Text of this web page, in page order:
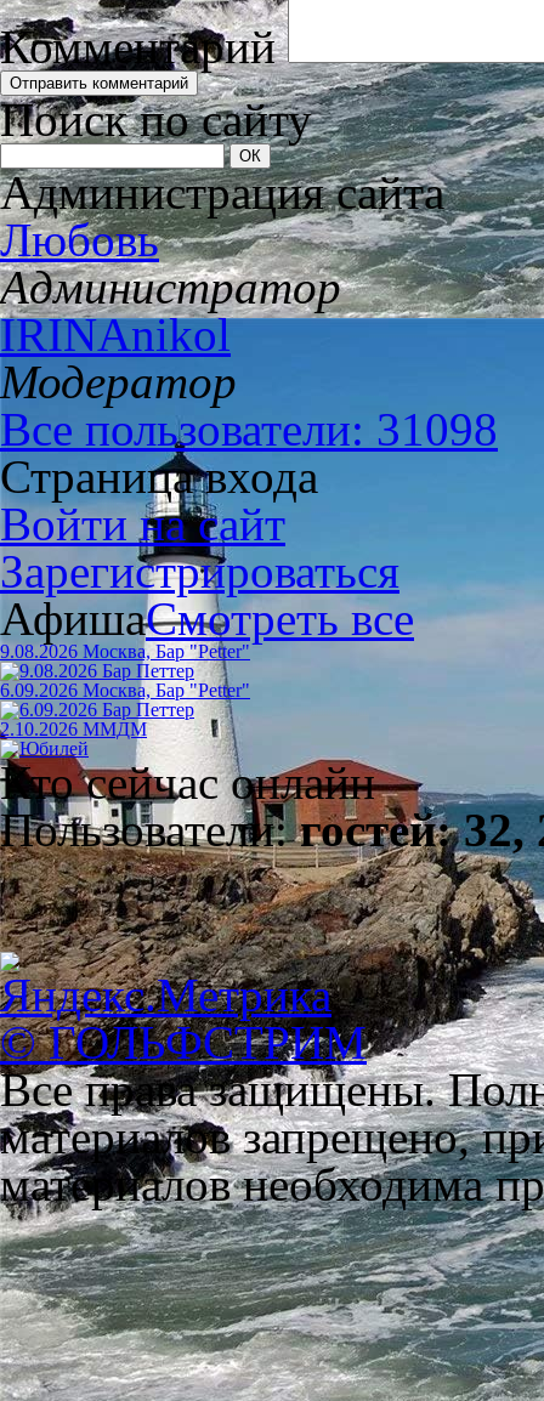
Комментарий
Поиск по сайту
Администрация сайта
Любовь
Администратор
IRINAnikol
Модератор
Все пользователи: 31098
Страница входа
Войти на сайт
Зарегистрироваться
АфишаСмотреть все
9.08.2026 Москва, Бар "Petter"
6.09.2026 Москва, Бар "Petter"
2.10.2026 ММДМ
Кто сейчас онлайн
Пользователи:гостей: 32,
© ГОЛЬФСТРИМ
Все права защищены.
материалов запрещено,
материалов необходима